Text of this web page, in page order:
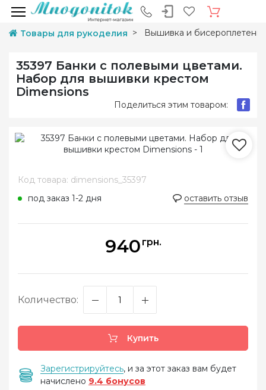
Товары для рукоделия Вышивка и
35397 Банки с полевыми цветами.
Набор для вышивки крестом
Dimensions
Поделиться этим товаром:
Код товара: dimensions_35397
под заказ 1-2 дня
оставить отзыв
940 грн.
Количество:
Купить
Зарегистрируйтесь, и за этот заказ вам будет
начислено 9.4 бонусов